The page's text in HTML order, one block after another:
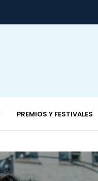
PREMIOS Y FESTIVALES